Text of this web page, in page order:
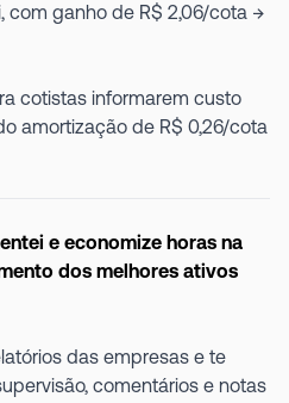
com ganho de R$ 2,06/cota →
cotistas informarem custo
amortização de R$ 0,26/cota
e economize horas na
dos melhores ativos
das empresas e te
comentários e notas